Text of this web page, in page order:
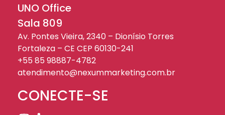
UNO Office
Sala 809
Av. Pontes Vieira, 2340 – Dionísio Torres
Fortaleza – CE CEP 60130-241
+55 85 98887-4782
atendimento@nexummarketing.com.br
CONECTE-SE